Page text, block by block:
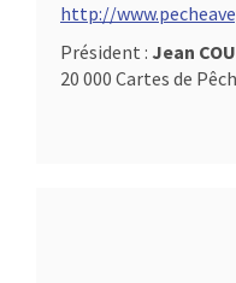
http://
Président : Jean
20 000 Cartes de